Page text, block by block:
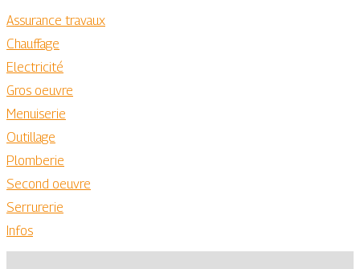
Assurance travaux
Chauffage
Electricité
Gros oeuvre
Menuiserie
Outillage
Plomberie
Second oeuvre
Serrurerie
Infos